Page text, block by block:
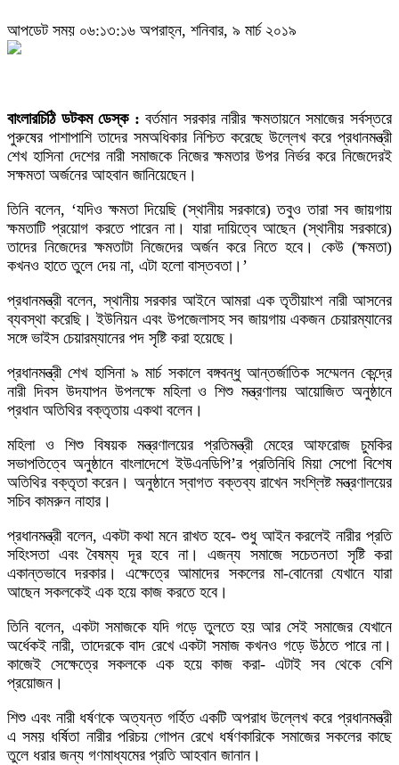
আপডেট সময় ০৬:১৩:১৬ অপরাহ্ন, শনিবার, ৯ মার্চ ২০১৯
বাংলারচিঠি ডটকম ডেস্ক : বর্তমান সরকার নারীর ক্ষমতায়নে সমাজের সর্বস্তরে
পুরুষের পাশাপাশি তাদের সমঅধিকার নিশ্চিত করেছে উল্লেখ করে প্রধানমন্ত্রী
শেখ হাসিনা দেশের নারী সমাজকে নিজের ক্ষমতার উপর নির্ভর করে নিজেদেরই
সক্ষমতা অর্জনের আহবান জানিয়েছেন।
তিনি বলেন, ‘যদিও ক্ষমতা দিয়েছি (স্থানীয় সরকারে) তবুও তারা সব জায়গায়
ক্ষমতাটি প্রয়োগ করতে পারেন না। যারা দায়িত্বে আছেন (স্থানীয় সরকারে)
তাদের নিজেদের ক্ষমতাটা নিজেদের অর্জন করে নিতে হবে। কেউ (ক্ষমতা)
কখনও হাতে তুলে দেয় না, এটা হলো বাস্তবতা।’
প্রধানমন্ত্রী বলেন, স্থানীয় সরকার আইনে আমরা এক তৃতীয়াংশ নারী আসনের
ব্যবস্থা করেছি। ইউনিয়ন এবং উপজেলাসহ সব জায়গায় একজন চেয়ারম্যানের
সঙ্গে ভাইস চেয়ারম্যানের পদ সৃষ্টি করা হয়েছে।
প্রধানমন্ত্রী শেখ হাসিনা ৯ মার্চ সকালে বঙ্গবন্ধু আন্তর্জাতিক সম্মেলন কেন্দ্রে
নারী দিবস উদযাপন উপলক্ষে মহিলা ও শিশু মন্ত্রণালয় আয়োজিত অনুষ্ঠানে
প্রধান অতিথির বক্তৃতায় একথা বলেন।
মহিলা ও শিশু বিষয়ক মন্ত্রণালয়ের প্রতিমন্ত্রী মেহের আফরোজ চুমকির
সভাপতিত্বে অনুষ্ঠানে বাংলাদেশে ইউএনডিপি’র প্রতিনিধি মিয়া সেপো বিশেষ
অতিথির বক্তৃতা করেন। অনুষ্ঠানে স্বাগত বক্তব্য রাখেন সংশ্লিষ্ট মন্ত্রণালয়ের
সচিব কামরুন নাহার।
প্রধানমন্ত্রী বলেন, একটা কথা মনে রাখত হবে- শুধু আইন করলেই নারীর প্রতি
সহিংসতা এবং বৈষম্য দূর হবে না। এজন্য সমাজে সচেতনতা সৃষ্টি করা
একান্তভাবে দরকার। এক্ষেত্রে আমাদের সকলের মা-বোনেরা যেখানে যারা
আছেন সকলকেই এক হয়ে কাজ করতে হবে।
তিনি বলেন, একটা সমাজকে যদি গড়ে তুলতে হয় আর সেই সমাজের যেখানে
অর্ধেকই নারী, তাদেরকে বাদ রেখে একটা সমাজ কখনও গড়ে উঠতে পারে না।
কাজেই সেক্ষেত্রে সকলকে এক হয়ে কাজ করা- এটাই সব থেকে বেশি
প্রয়োজন।
শিশু এবং নারী ধর্ষণকে অত্যন্ত গর্হিত একটি অপরাধ উল্লেখ করে প্রধানমন্ত্রী
এ সময় ধর্ষিতা নারীর পরিচয় গোপন রেখে ধর্ষণকারিকে সমাজের সকলের কাছে
তুলে ধরার জন্য গণমাধ্যমের প্রতি আহবান জানান।